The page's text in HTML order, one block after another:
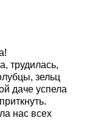
трудилась,
зельц
даче успела
нас всех